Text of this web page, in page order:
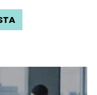
tuotteella